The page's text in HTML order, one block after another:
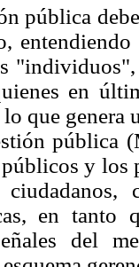
pública
"individuos",
en
que
pública
y los
en tanto
del